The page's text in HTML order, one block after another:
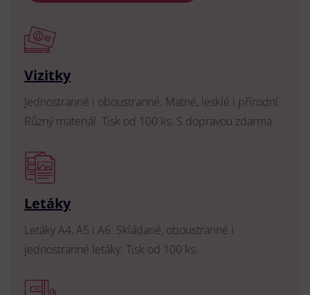
Vizitky
Jednostranné i oboustranné. Matné, lesklé i přírodní.
Různý materiál. Tisk od 100 ks. S dopravou zdarma.
Letáky
Letáky A4, A5 i A6. Skládané, oboustranné i
jednostranné letáky. Tisk od 100 ks.